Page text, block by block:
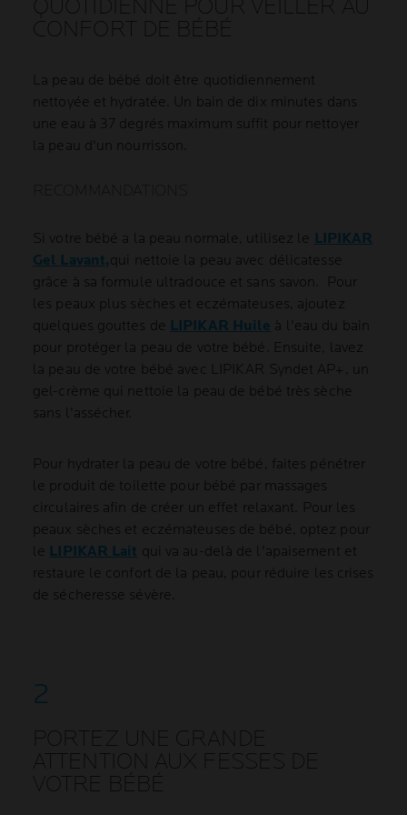
QUOTIDIENNE POUR VEILLER AU
CONFORT DE BÉBÉ
La peau de bébé doit être quotidiennement
nettoyée et hydratée. Un bain de dix minutes dans
une eau à 37 degrés maximum suffit pour nettoyer
la peau d'un nourrisson.
Si votre bébé a la peau normale, utilisez le LIPIKAR
Gel Lavant,qui nettoie la peau avec délicatesse
grâce à sa formule ultradouce et sans savon. Pour
les peaux plus sèches et eczémateuses, ajoutez
quelques gouttes de LIPIKAR Huile à l'eau du bain
pour protéger la peau de votre bébé. Ensuite, lavez
la peau de votre bébé avec LIPIKAR Syndet AP+, un
gel-crème qui nettoie la peau de bébé très sèche
sans l'assécher.
Pour hydrater la peau de votre bébé, faites pénétrer
le produit de toilette pour bébé par massages
circulaires afin de créer un effet relaxant. Pour les
peaux sèches et eczémateuses de bébé, optez pour
le LIPIKAR Lait qui va au-delà de l'apaisement et
restaure le confort de la peau, pour réduire les crises
de sécheresse sévère.
PORTEZ UNE GRANDE
ATTENTION AUX FESSES DE
VOTRE BÉBÉ